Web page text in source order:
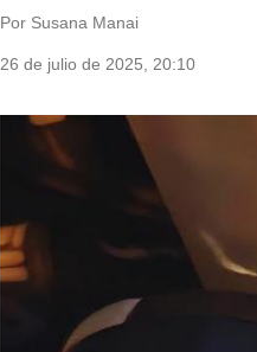
Por Susana Manai
26 de julio de 2025, 20:10